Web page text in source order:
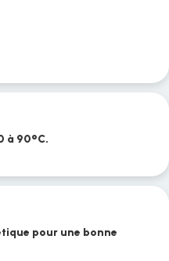
à 90°C.
pour une bonne